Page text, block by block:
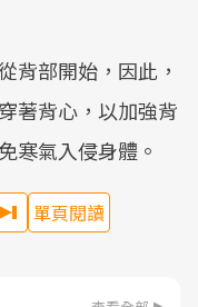
背部開始，因此，
著背心，以加強背
寒氣入侵身體。
單頁閱讀